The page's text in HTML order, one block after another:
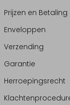
Prijzen en Betaling
Enveloppen
Verzending
Garantie
Herroepingsrecht